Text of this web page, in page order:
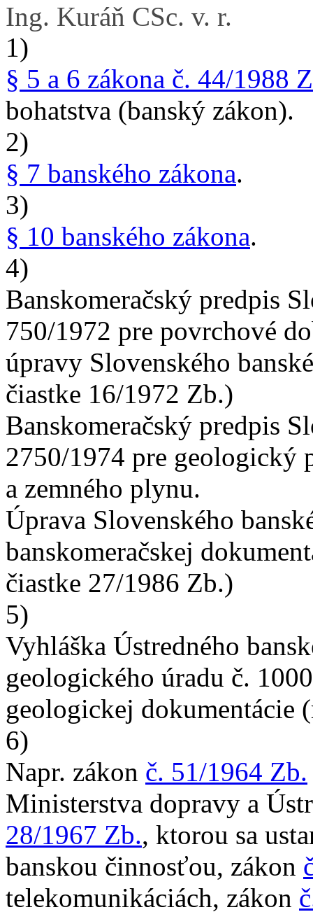
Ing. Kuráň CSc. v. r.
1)
§ 5 a 6 zákona č. 44/1988
bohatstva (banský zákon).
2)
§ 7 banského zákona.
3)
§ 10 banského zákona.
4)
Banskomeračský predpis
750/1972 pre povrchové
úpravy Slovenského
čiastke 16/1972 Zb.)
Banskomeračský predpis
2750/1974 pre geologický
a zemného plynu.
Úprava Slovenského
banskomeračskej
čiastke 27/1986 Zb.)
5)
Vyhláška Ústredného
geologického úradu č.
geologickej dokumentácie
6)
Napr. zákon č. 51/1964 Zb.
Ministerstva dopravy a
28/1967 Zb., ktorou sa
banskou činnosťou, zákon
telekomunikáciách, zákon